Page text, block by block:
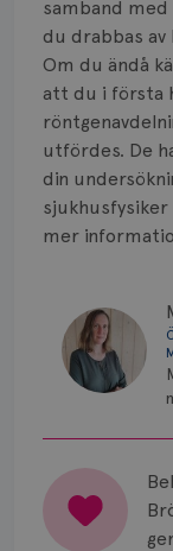
samband
du drabbas
Om du ändå
att du i första
utfördes. De
din
sjukhusfysiker
mer